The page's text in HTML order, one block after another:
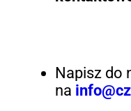
Napisz do
na